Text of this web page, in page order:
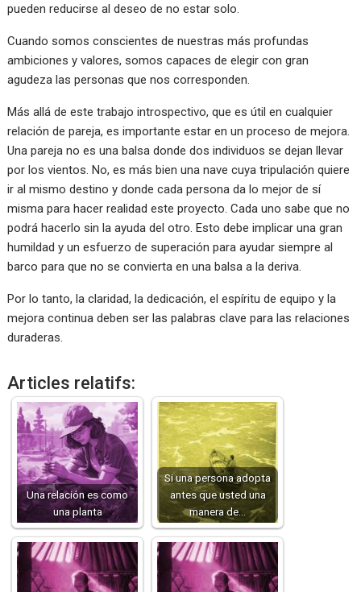
pueden reducirse al deseo de no estar solo.
Cuando somos conscientes de nuestras más profundas
ambiciones y valores, somos capaces de elegir con gran
agudeza las personas que nos corresponden.
Más allá de este trabajo introspectivo, que es útil en cualquier
relación de pareja, es importante estar en un proceso de mejora.
Una pareja no es una balsa donde dos individuos se dejan llevar
por los vientos. No, es más bien una nave cuya tripulación quiere
ir al mismo destino y donde cada persona da lo mejor de sí
misma para hacer realidad este proyecto. Cada uno sabe que no
podrá hacerlo sin la ayuda del otro. Esto debe implicar una gran
humildad y un esfuerzo de superación para ayudar siempre al
barco para que no se convierta en una balsa a la deriva.
Por lo tanto, la claridad, la dedicación, el espíritu de equipo y la
mejora continua deben ser las palabras clave para las relaciones
duraderas.
Articles relatifs:
Una relación es como
una planta
Si una persona adopta
antes que usted una
manera de…